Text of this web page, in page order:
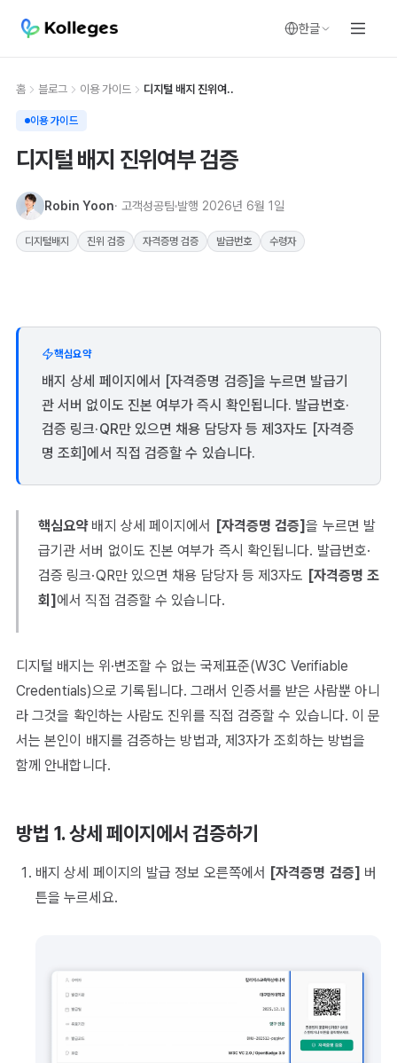
한글
홈 블로그 이용 가이드 디지털 배지 진위여..
이용 가이드
디지털 배지 진위여부 검증
Robin Yoon· 고객성공팀 발행 2026년 6월 1일
디지털배지 진위 검증 자격증명 검증 발급번호 수령자
핵심요약
배지 상세 페이지에서 [자격증명 검증]을 누르면 발급기
관 서버 없이도 진본 여부가 즉시 확인됩니다. 발급번호·
검증 링크·QR만 있으면 채용 담당자 등 제3자도 [자격증
명 조회]에서 직접 검증할 수 있습니다.
핵심요약배지 상세 페이지에서 [자격증명 검증]을 누르면 발
급기관 서버 없이도 진본 여부가 즉시 확인됩니다. 발급번호·
검증 링크·QR만 있으면 채용 담당자 등 제3자도 [자격증명 조
회]에서 직접 검증할 수 있습니다.
디지털 배지는 위·변조할 수 없는 국제표준(W3C Verifiable
Credentials)으로 기록됩니다. 그래서 인증서를 받은 사람뿐 아니
라 그것을 확인하는 사람도 진위를 직접 검증할 수 있습니다. 이 문
서는 본인이 배지를 검증하는 방법과, 제3자가 조회하는 방법을
함께 안내합니다.
방법 1. 상세 페이지에서 검증하기
배지 상세 페이지의 발급 정보 오른쪽에서 [자격증명 검증] 버
튼을 누르세요.